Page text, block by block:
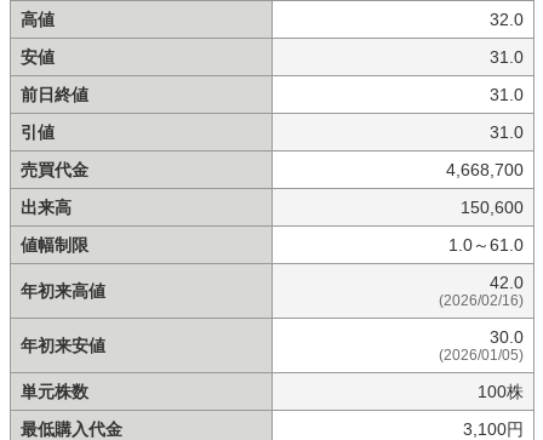
高値
32.0
安値
31.0
前日終値
31.0
引値
31.0
売買代金
4,668,700
出来高
150,600
値幅制限
1.0～61.0
年初来高値 42.0
(2026/02/16)
年初来安値 30.0
(2026/01/05)
単元株数
100株
最低購入代金
3,100円